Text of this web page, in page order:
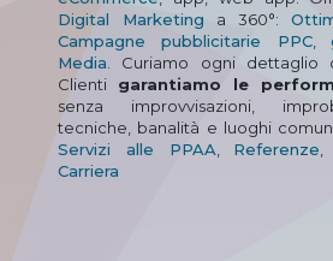
Digital Marketing a 360°:
Campagne pubblicitarie PPC,
Media . Curiamo ogni
Clienti garantiamo le
senza improvvisazioni,
tecniche, banalità e luoghi
Servizi alle PPAA
Referenze
Carriera